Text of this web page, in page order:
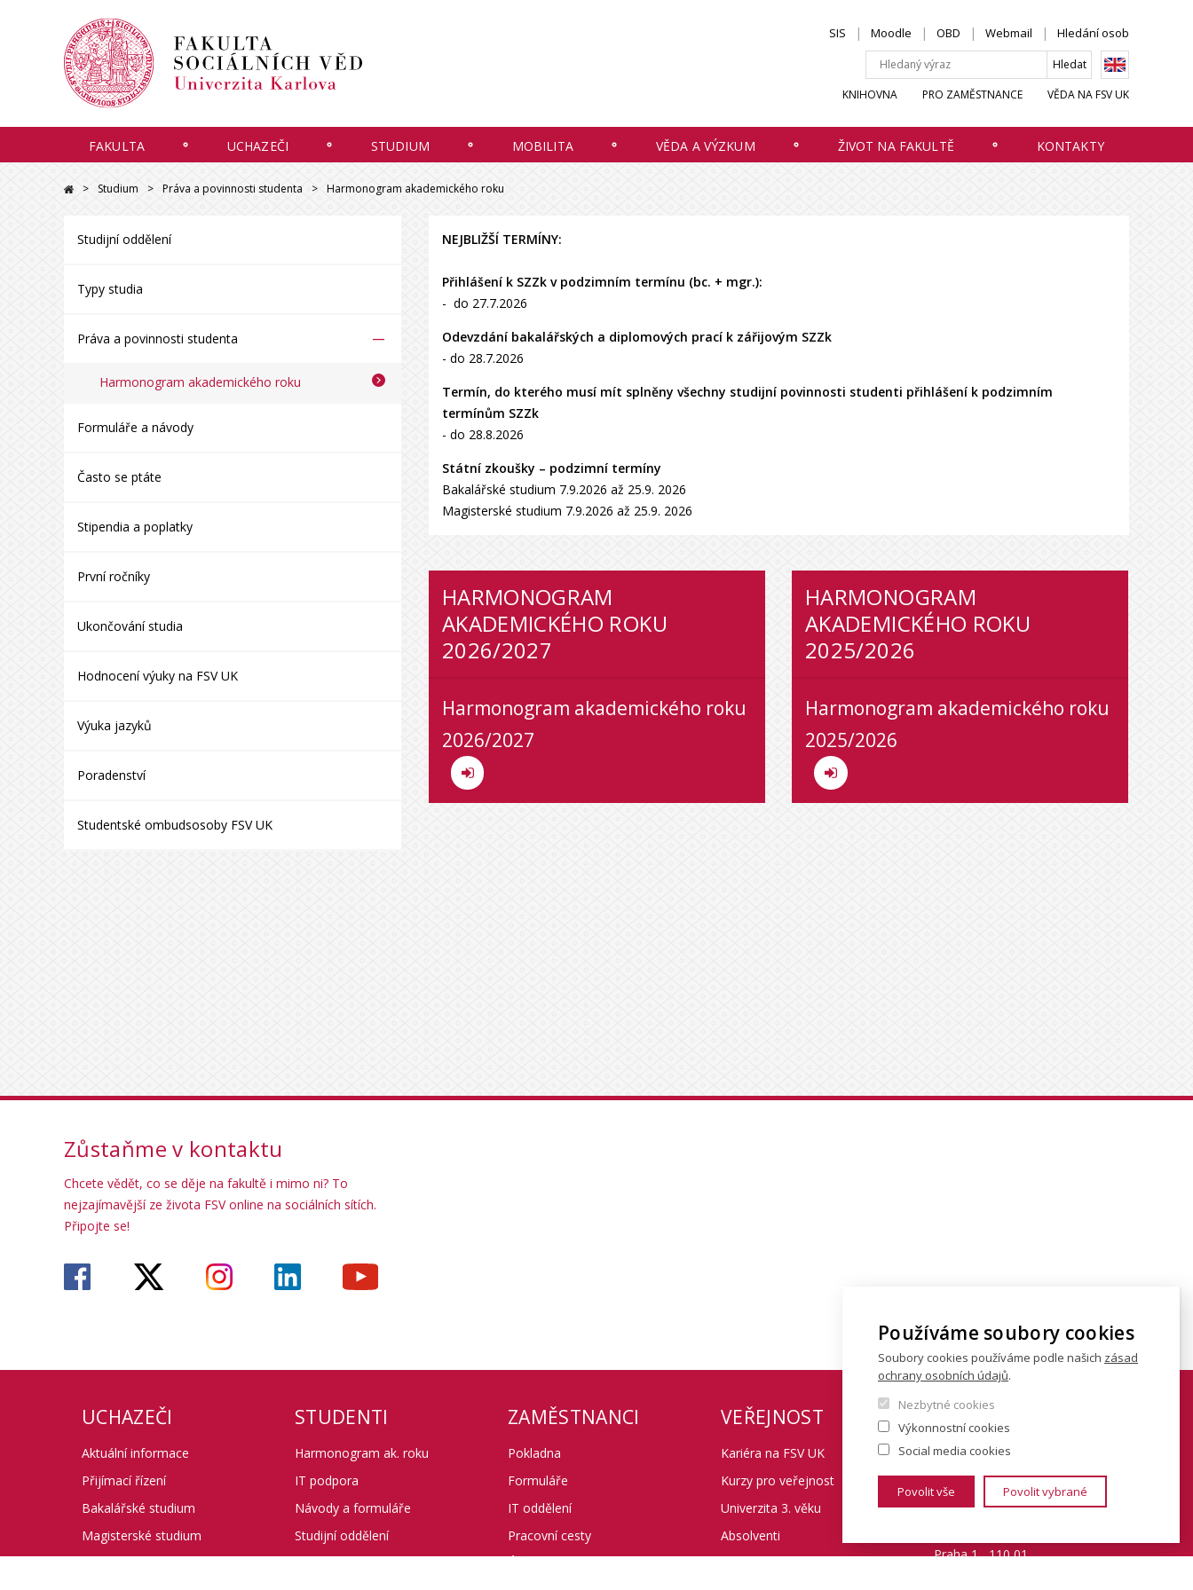
SIS Moodle OBD Webmail Hledání osob
KNIHOVNA PRO ZAMĚSTNANCE VĚDA NA FSV UK
FAKULTA UCHAZEČI STUDIUM MOBILITA VĚDA A VÝZKUM ŽIVOT NA FAKULTĚ KONTAKTY
Studium Práva a povinnosti studenta Harmonogram akademického roku
Studijní oddělení
Typy studia
Práva a povinnosti studenta –
Harmonogram akademického roku
Formuláře a návody
Často se ptáte
Stipendia a poplatky
První ročníky
Ukončování studia
Hodnocení výuky na FSV UK
Výuka jazyků
Poradenství
Studentské ombudsosoby FSV UK
NEJBLIŽŠÍ TERMÍNY:
Přihlášení k SZZk v podzimním termínu (bc. + mgr.):
- do 27.7.2026
Odevzdání bakalářských a diplomových prací k zářijovým SZZk
- do 28.7.2026
Termín, do kterého musí mít splněny všechny studijní povinnosti studenti přihlášení k podzimním
termínům SZZk
- do 28.8.2026
Státní zkoušky – podzimní termíny
Bakalářské studium 7.9.2026 až 25.9. 2026
Magisterské studium 7.9.2026 až 25.9. 2026
HARMONOGRAM
AKADEMICKÉHO ROKU
2026/2027
Harmonogram akademického roku
2026/2027
HARMONOGRAM
AKADEMICKÉHO ROKU
2025/2026
Harmonogram akademického roku
2025/2026
Zůstaňme v kontaktu
Chcete vědět, co se děje na fakultě i mimo ni? To
nejzajímavější ze života FSV online na sociálních sítích.
Připojte se!
UCHAZEČI
Aktuální informace
Přijímací řízení
Bakalářské studium
Magisterské studium
STUDENTI
Harmonogram ak. roku
IT podpora
Návody a formuláře
Studijní oddělení
ZAMĚSTNANCI
Pokladna
Formuláře
IT oddělení
Pracovní cesty
VEŘEJNOST
Kariéra na FSV UK
Kurzy pro veřejnost
Univerzita 3. věku
Absolventi
KONTAKTY
Fakulta sociálních věd
Univerzita Karlova
Praha 1 110 01
Používáme soubory cookies
Soubory cookies používáme podle našich zásad
ochrany osobních údajů.
Nezbytné cookies
Výkonnostní cookies
Social media cookies
Povolit vše Povolit vybrané